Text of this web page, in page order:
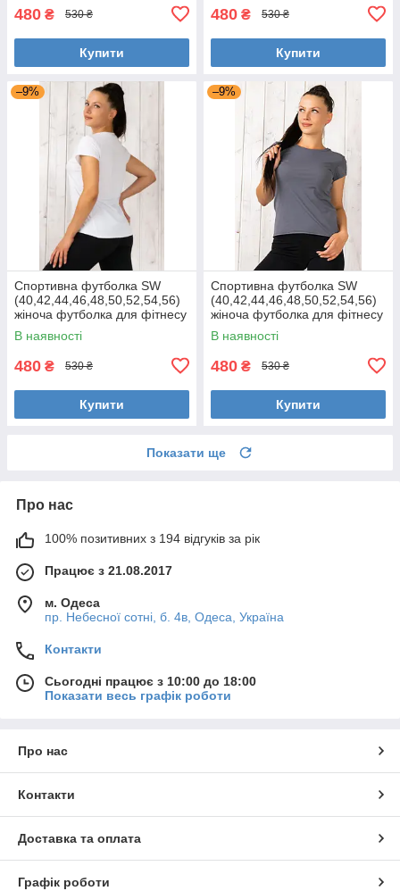
480 ₴ 530 ₴
Купити
480 ₴ 530 ₴
Купити
–9%
Спортивна футболка SW
(40,42,44,46,48,50,52,54,56)
жіноча футболка для фітнесу
та спорту великі розміри БІЛА
В наявності
480 ₴ 530 ₴
Купити
–9%
Спортивна футболка SW
(40,42,44,46,48,50,52,54,56)
жіноча футболка для фітнесу
та спорту великі розміри СІРА
В наявності
480 ₴ 530 ₴
Купити
Показати ще
Про нас
100% позитивних з 194 відгуків за рік
Працює з 21.08.2017
м. Одеса
пр. Небесної сотні, б. 4в, Одеса, Україна
Контакти
Сьогодні працює з 10:00 до 18:00
Показати весь графік роботи
Про нас
Контакти
Доставка та оплата
Графік роботи